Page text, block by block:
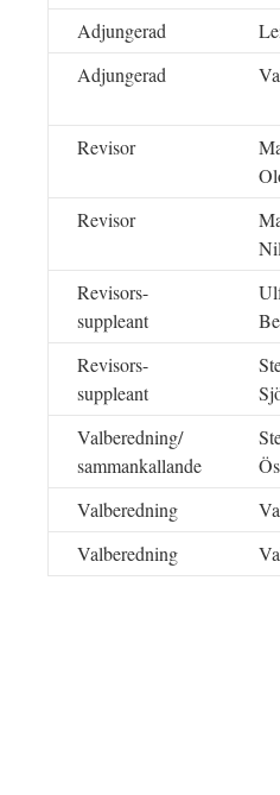
Adjungerad
Adjungerad
Revisor
Revisor
Revisors-
suppleant
Revisors-
suppleant
Valberedning/
sammankallande
Valberedning
Valberedning